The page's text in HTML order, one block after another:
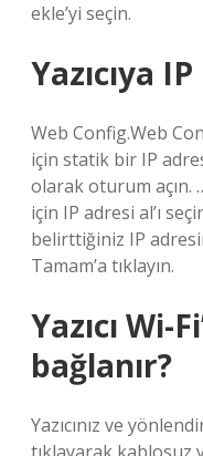
ekle’yi seçin.
Yazıcıya
Web Config.Web
için statik bir IP
olarak oturum açın.
için IP adresi al’ı
belirttiğiniz IP
Tamam’a tıklayın.
Yazıcı Wi-
bağlanır?
Yazıcınız ve